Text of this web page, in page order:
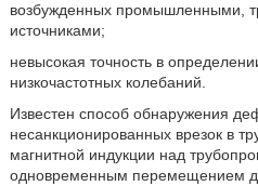
возбужденных промышленными,
источниками;
невысокая точность в
низкочастотных колебаний.
Известен способ обнаружения
несанкционированных врезок в
магнитной индукции над
одновременным перемещением